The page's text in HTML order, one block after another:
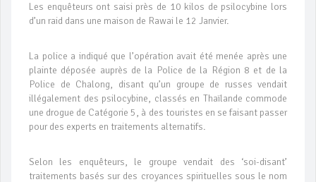
Les enquêteurs ont saisi près de 10 kilos de psilocybine lors
d’un raid dans une maison de Rawai le 12 Janvier.
La police a indiqué que l’opération avait été menée après une
plainte déposée auprès de la Police de la Région 8 et de la
Police de Chalong, disant qu’un groupe de russes vendait
illégalement des psilocybine, classés en Thaïlande commode
une drogue de Catégorie 5, à des touristes en se faisant passer
pour des experts en traitements alternatifs.
Selon les enquêteurs, le groupe vendait des ‘soi-disant’
traitements basés sur des croyances spirituelles sous le nom